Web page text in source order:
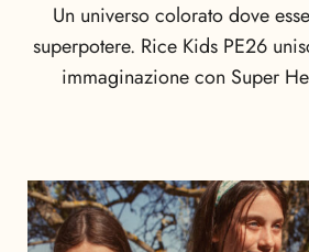
Un universo colorato dove
superpotere. Rice Kids PE26
immaginazione con Super